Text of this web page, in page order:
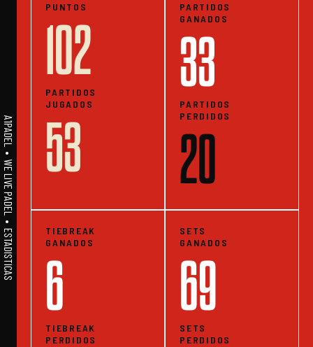
A1PADEL • WE LIVE PADEL • ESTADISTICAS
PUNTOS
102
PARTIDOS
JUGADOS
53
PARTIDOS
GANADOS
33
PARTIDOS
PERDIDOS
20
TIEBREAK
GANADOS
6
TIEBREAK
PERDIDOS
SETS
GANADOS
69
SETS
PERDIDOS